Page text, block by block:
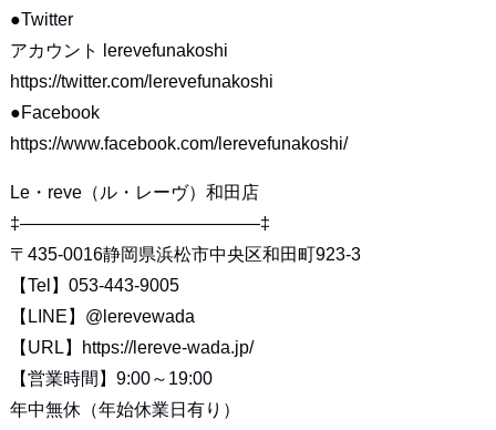
●Twitter
アカウント lerevefunakoshi
https://twitter.com/lerevefunakoshi
●Facebook
https://www.facebook.com/lerevefunakoshi/
Le・reve（ル・レーヴ）和田店
‡—————————————–‡
〒435-0016静岡県浜松市中央区和田町923-3
【Tel】053-443-9005
【LINE】 @lerevewada
【URL】
https://lereve-wada.jp/
【営業時間】9:00～19:00
年中無休（年始休業日有り）